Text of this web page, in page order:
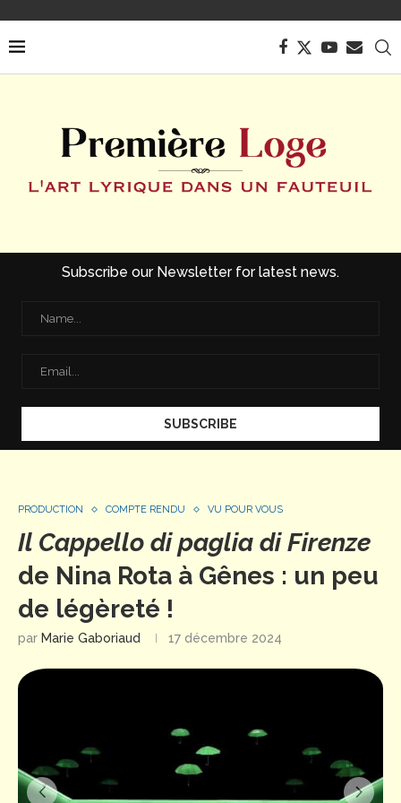
Subscribe our Newsletter for latest news.
PRODUCTION COMPTE RENDU VU POUR VOUS
Il Cappello di paglia di Firenze
de Nina Rota à Gênes : un peu
de légèreté !
par Marie Gaboriaud 17 décembre 2024